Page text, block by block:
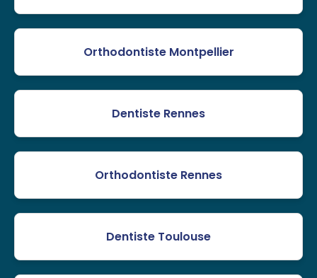
Orthodontiste Montpellier
Dentiste Rennes
Orthodontiste Rennes
Dentiste Toulouse